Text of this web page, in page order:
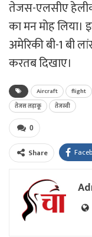
तेजस-एलसीए
का मन मोह
अमेरिकी बी-1 बी
करतब दिखाए।
Aircraft flight
तेजस लड़ाकू
तेजस्वी
0
Share